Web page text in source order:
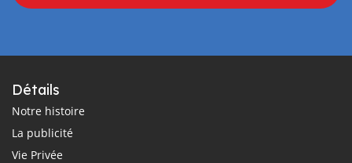
Détails
Notre histoire
La publicité
Vie Privée